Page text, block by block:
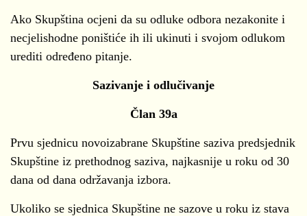
Ako Skupština ocjeni da su odluke odbora nezakonite i
necjelishodne poništiće ih ili ukinuti i svojom odlukom
urediti određeno pitanje.
Sazivanje i odlučivanje
Član 39a
Prvu sjednicu novoizabrane Skupštine saziva predsjednik
Skupštine iz prethodnog saziva, najkasnije u roku od 30
dana od dana održavanja izbora.
Ukoliko se sjednica Skupštine ne sazove u roku iz stava